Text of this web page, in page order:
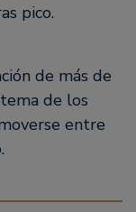
pico.
de más de
de los
entre